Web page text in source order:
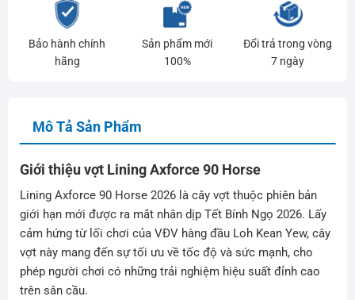
Bảo hành chính
hãng
Sản phẩm mới
100%
Đổi trả trong vòng
7 ngày
Mô Tả Sản Phẩm
Giới thiệu vợt Lining Axforce 90 Horse
Lining Axforce 90 Horse 2026 là cây vợt thuộc phiên bản
giới hạn mới được ra mắt nhân dịp Tết Bính Ngọ 2026. Lấy
cảm hứng từ lối chơi của VĐV hàng đầu Loh Kean Yew, cây
vợt này mang đến sự tối ưu về tốc độ và sức mạnh, cho
phép người chơi có những trải nghiệm hiệu suất đỉnh cao
trên sân cầu.